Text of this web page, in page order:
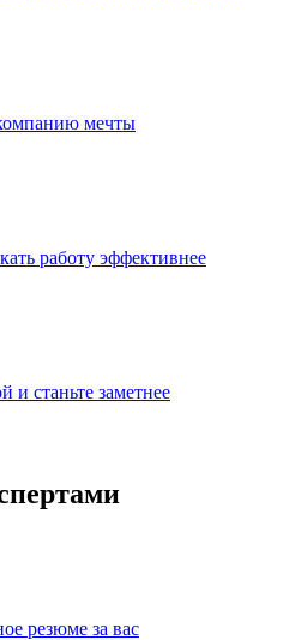
мечты
работу эффективнее
и станьте заметнее
резюме за вас